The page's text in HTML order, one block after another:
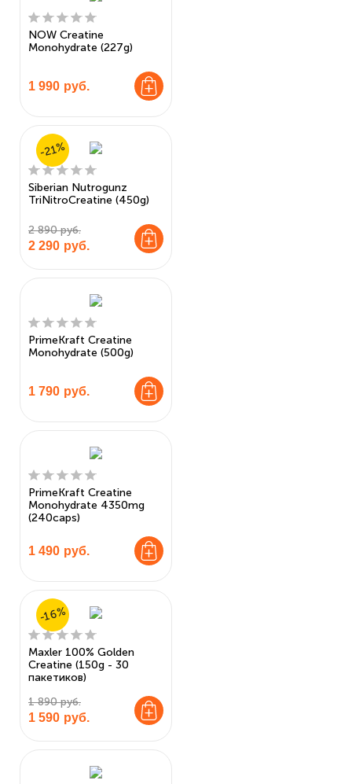
NOW Creatine
Monohydrate (227g)
1 990 руб.
Siberian Nutrogunz
TriNitroCreatine (450g)
2 890 руб.
2 290 руб.
-21%
PrimeKraft Creatine
Monohydrate (500g)
1 790 руб.
PrimeKraft Creatine
Monohydrate 4350mg
(240caps)
1 490 руб.
Maxler 100% Golden
Creatine (150g - 30
пакетиков)
1 890 руб.
1 590 руб.
-16%